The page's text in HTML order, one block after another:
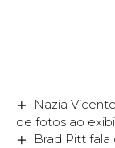
Nazia
de fotos ao
Brad Pitt